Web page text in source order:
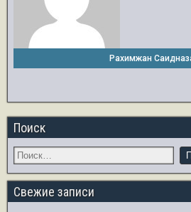
Рахимжан
Поиск
Свежие записи